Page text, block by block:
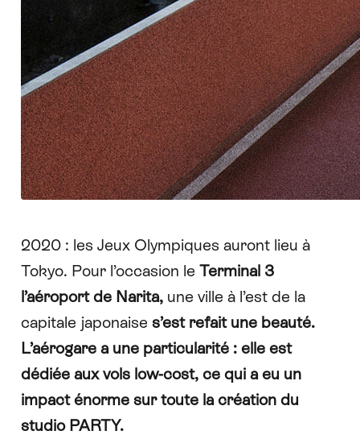
2020 : les Jeux Olympiques auront lieu à
Tokyo. Pour l’occasion le Terminal 3
l’aéroport de Narita,une ville à l’est de la
capitale japonaise s’est refait une beauté.
L’aérogare a une particularité : elle est
dédiée aux vols low-cost, ce qui a eu un
impact énorme sur toute la création du
studio PARTY.